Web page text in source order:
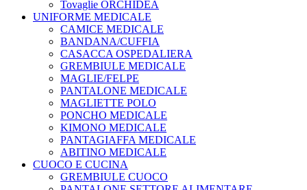
Tovaglie ORCHIDEA
UNIFORME MEDICALE
CAMICE MEDICALE
BANDANA/CUFFIA
CASACCA OSPEDALIERA
GREMBIULE MEDICALE
MAGLIE/FELPE
PANTALONE MEDICALE
MAGLIETTE POLO
PONCHO MEDICALE
KIMONO MEDICALE
PANTAGIAFFA MEDICALE
ABITINO MEDICALE
CUOCO E CUCINA
GREMBIULE CUOCO